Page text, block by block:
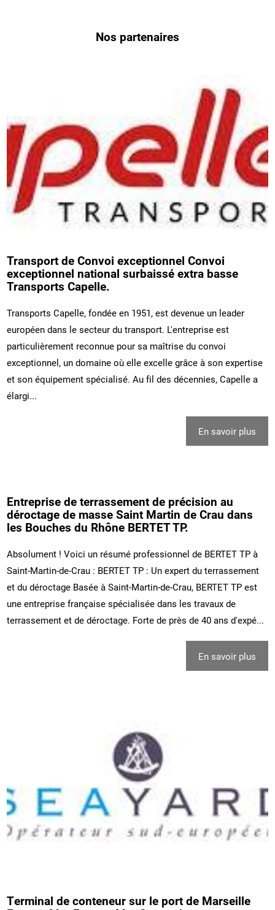
Nos partenaires
Transport de Convoi exceptionnel Convoi
exceptionnel national surbaissé extra basse
Transports Capelle.
Transports Capelle, fondée en 1951, est devenue un leader
européen dans le secteur du transport. L'entreprise est
particulièrement reconnue pour sa maîtrise du convoi
exceptionnel, un domaine où elle excelle grâce à son expertise
et son équipement spécialisé. Au fil des décennies, Capelle a
élargi...
En savoir plus
Entreprise de terrassement de précision au
déroctage de masse Saint Martin de Crau dans
les Bouches du Rhône BERTET TP.
Absolument ! Voici un résumé professionnel de BERTET TP à
Saint-Martin-de-Crau : BERTET TP : Un expert du terrassement
et du déroctage Basée à Saint-Martin-de-Crau, BERTET TP est
une entreprise française spécialisée dans les travaux de
terrassement et de déroctage. Forte de près de 40 ans d'expé...
En savoir plus
Terminal de conteneur sur le port de Marseille